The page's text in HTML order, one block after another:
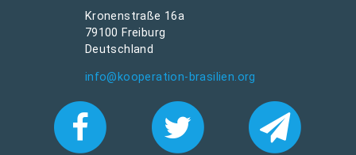
Kronenstraße 16a
79100 Freiburg
Deutschland
info@kooperation-brasilien.org